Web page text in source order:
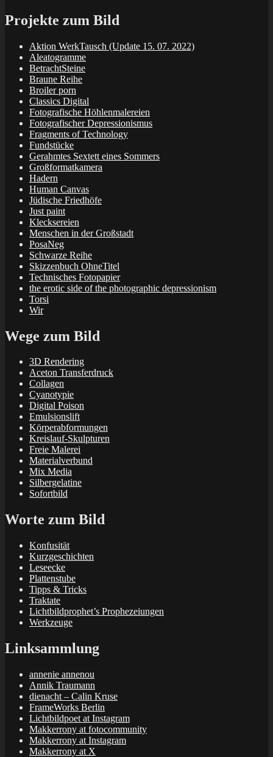
Projekte zum Bild
Aktion WerkTausch (Update 15. 07. 2022)
Aleatogramme
BetrachtSteine
Braune Reihe
Broiler porn
Classics Digital
Fotografische Höhlenmalereien
Fotografischer Depressionismus
Fragments of Technology
Fundstücke
Gerahmtes Sextett eines Sommers
Großformatkamera
Hadern
Human Canvas
Jüdische Friedhöfe
Just paint
Klecksereien
Menschen in der Großstadt
PosaNeg
Schwarze Reihe
Skizzenbuch OhneTitel
Technisches Fotopapier
the erotic side of the photographic depressionism
Torsi
Wir
Wege zum Bild
3D Rendering
Aceton Transferdruck
Collagen
Cyanotypie
Digital Poison
Emulsionslift
Körperabformungen
Kreislauf-Skulpturen
Freie Malerei
Materialverbund
Mix Media
Silbergelatine
Sofortbild
Worte zum Bild
Konfusität
Kurzgeschichten
Leseecke
Plattenstube
Tipps & Tricks
Traktate
Lichtbildprophet’s Prophezeiungen
Werkzeuge
Linksammlung
annenie annenou
Annik Traumann
dienacht – Calin Kruse
FrameWorks Berlin
Lichtbildpoet at Instagram
Makkerrony at fotocommunity
Makkerrony at Instagram
Makkerrony at X